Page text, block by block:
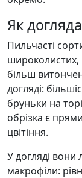
Як
Пильчасті
широколистих,
більш
догляді:
бруньки на
обрізка є
цвітіння.
У догляді
макрофіли: